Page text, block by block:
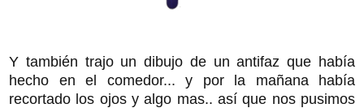
Y también trajo un dibujo de un antifaz que había
hecho en el comedor... y por la mañana había
recortado los ojos y algo mas.. así que nos pusimos